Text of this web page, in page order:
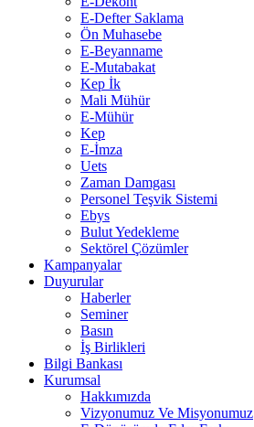
E-Defter Saklama
Ön Muhasebe
E-Beyanname
E-Mutabakat
Kep İk
Mali Mühür
E-Mühür
Kep
E-İmza
Uets
Zaman Damgası
Personel Teşvik Sistemi
Ebys
Bulut Yedekleme
Sektörel Çözümler
Kampanyalar
Duyurular
Haberler
Seminer
Basın
İş Birlikleri
Bilgi Bankası
Kurumsal
Hakkımızda
Vizyonumuz Ve Misyonumuz